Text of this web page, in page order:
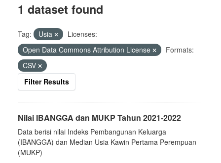
1 dataset found
Tag: Usia
Licenses:
Open Data Commons Attribution License
Formats:
CSV
Filter Results
Nilai IBANGGA dan MUKP Tahun 2021-2022
Data berisi nilai Indeks Pembangunan Keluarga
(IBANGGA) dan Median Usia Kawin Pertama Perempuan
(MUKP)